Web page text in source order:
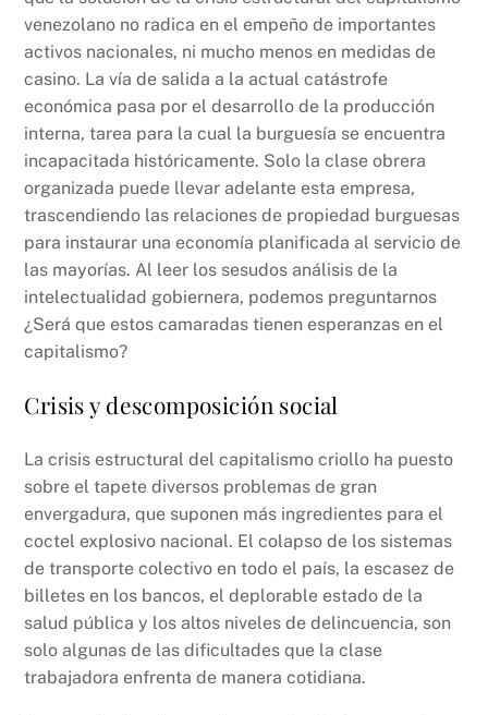
venezolano no radica en el empeño de importantes
activos nacionales, ni mucho menos en medidas de
casino. La vía de salida a la actual catástrofe
económica pasa por el desarrollo de la producción
interna, tarea para la cual la burguesía se encuentra
incapacitada históricamente. Solo la clase obrera
organizada puede llevar adelante esta empresa,
trascendiendo las relaciones de propiedad burguesas
para instaurar una economía planificada al servicio de
las mayorías. Al leer los sesudos análisis de la
intelectualidad gobiernera, podemos preguntarnos
¿Será que estos camaradas tienen esperanzas en el
capitalismo?
Crisis y descomposición social
La crisis estructural del capitalismo criollo ha puesto
sobre el tapete diversos problemas de gran
envergadura, que suponen más ingredientes para el
coctel explosivo nacional. El colapso de los sistemas
de transporte colectivo en todo el país, la escasez de
billetes en los bancos, el deplorable estado de la
salud pública y los altos niveles de delincuencia, son
solo algunas de las dificultades que la clase
trabajadora enfrenta de manera cotidiana.